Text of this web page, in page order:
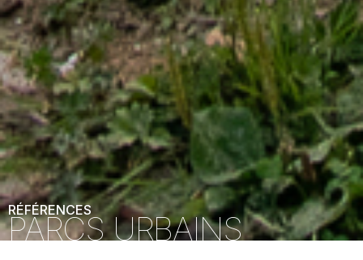
RÉFÉRENCES
PARCS URBAINS